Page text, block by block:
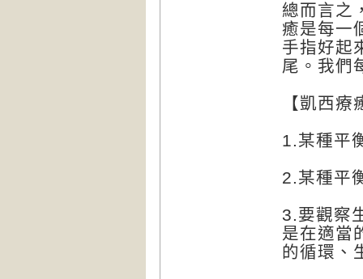
總而言之
癒是每一
手指好起
尾。我們
【凱西
1.某種平
2.某種平
3.要觀察
是在適當
的循環、